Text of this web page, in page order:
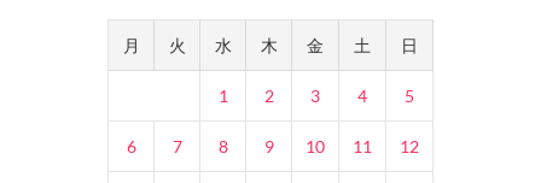
月 火 水 木 金 土 日
1 2 3 4 5
6 7 8 9 10 11 12